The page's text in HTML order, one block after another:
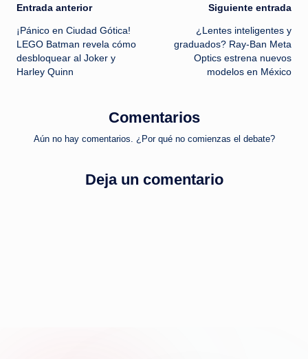
Navegación
de
entradas
Entrada anterior
¡Pánico en Ciudad Gótica!
LEGO Batman revela cómo
desbloquear al Joker y
Harley Quinn
Siguiente entrada
¿Lentes inteligentes y
graduados? Ray-Ban Meta
Optics estrena nuevos
modelos en México
Comentarios
Aún no hay comentarios. ¿Por qué no comienzas el debate?
Deja un comentario